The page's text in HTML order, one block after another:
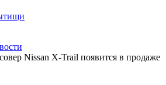
Nissan X-Trail появится в продаже